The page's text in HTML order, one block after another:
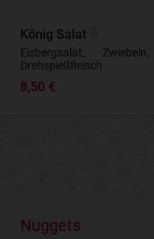
König Salat
Eisbergsalat,
Drehspießfleisch
8,50 €
Nuggets